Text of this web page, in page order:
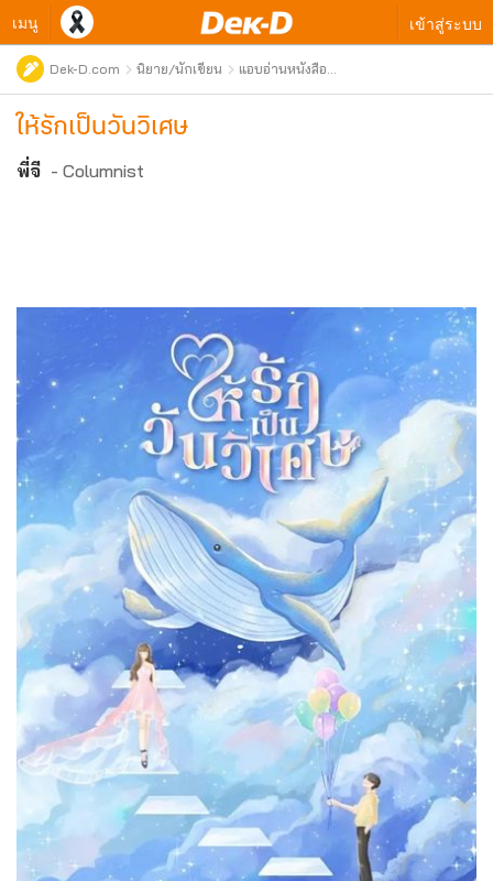
เมนู เข้าสู่ระบบ
Dek-D.com นิยาย/นักเขียน
แอบอ่านหนังสือ
ให้รักเป็นวันวิเศษ
พี่จี - Columnist